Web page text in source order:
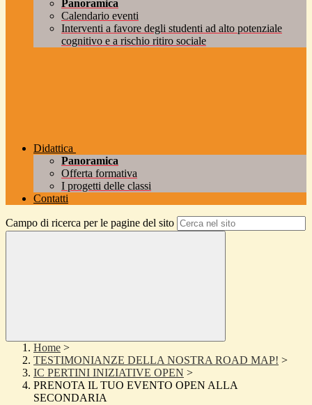
Panoramica
Calendario eventi
Interventi a favore degli studenti ad alto potenziale
cognitivo e a rischio ritiro sociale
Didattica
Panoramica
Offerta formativa
I progetti delle classi
Contatti
Campo di ricerca per le pagine del sito
Home >
TESTIMONIANZE DELLA NOSTRA ROAD MAP! >
IC PERTINI INIZIATIVE OPEN >
PRENOTA IL TUO EVENTO OPEN ALLA
SECONDARIA